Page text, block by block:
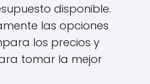
disponible.
las opciones
los precios y
tomar la mejor